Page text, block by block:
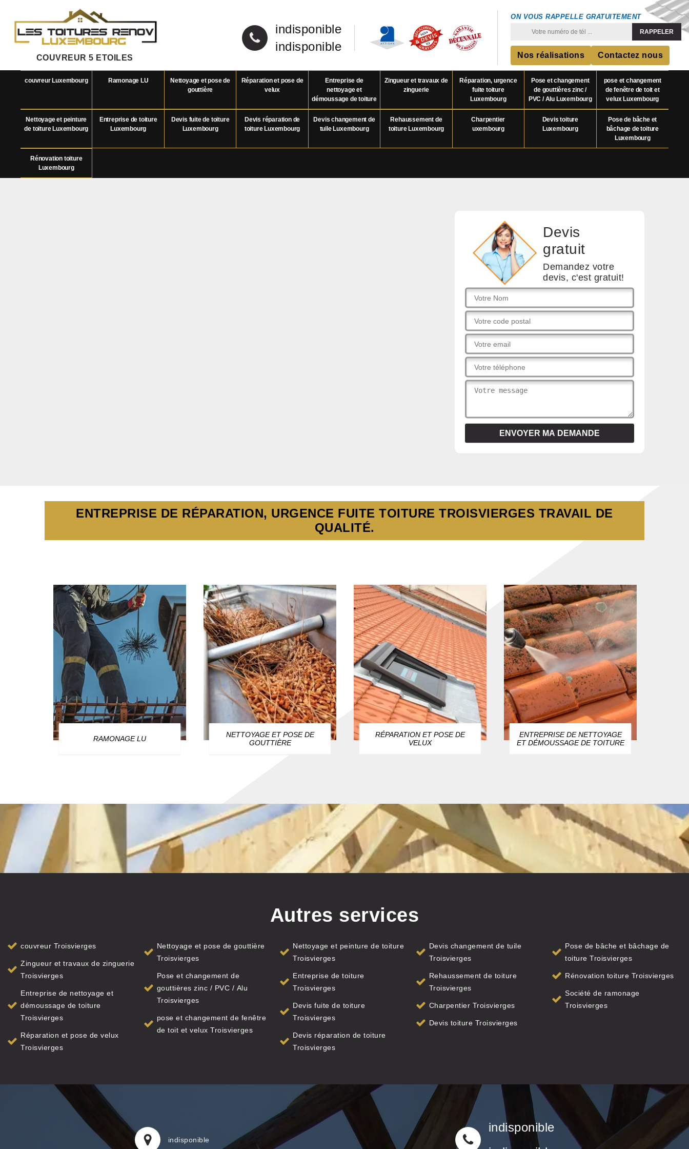
COUVREUR 5 ETOILES
indisponible
indisponible
ON VOUS RAPPELLE GRATUITEMENT
Nos réalisations Contactez nous
couvreur Luxembourg Ramonage LU
Nettoyage et pose de
gouttière
Réparation et pose de
velux
Entreprise de
nettoyage et
démoussage de toiture
Zingueur et travaux de
zinguerie
Réparation, urgence
fuite toiture
Luxembourg
Pose et changement
de gouttières zinc /
PVC / Alu Luxembourg
pose et changement
de fenêtre de toit et
velux Luxembourg
Nettoyage et peinture
de toiture Luxembourg
Entreprise de toiture
Luxembourg
Devis fuite de toiture
Luxembourg
Devis réparation de
toiture Luxembourg
Devis changement de
tuile Luxembourg
Rehaussement de
toiture Luxembourg
Charpentier
uxembourg
Devis toiture
Luxembourg
Pose de bâche et
bâchage de toiture
Luxembourg
Rénovation toiture
Luxembourg
Devis
gratuit
Demandez votre
devis, c'est gratuit!
ENTREPRISE DE RÉPARATION, URGENCE FUITE TOITURE TROISVIERGES TRAVAIL DE
QUALITÉ.
RAMONAGE LU
NETTOYAGE ET POSE DE
GOUTTIÈRE
RÉPARATION ET POSE DE
VELUX
ENTREPRISE DE NETTOYAGE
ET DÉMOUSSAGE DE TOITURE
Autres services
couvreur Troisvierges
Zingueur et travaux de zinguerie
Troisvierges
Entreprise de nettoyage et
démoussage de toiture
Troisvierges
Réparation et pose de velux
Troisvierges
Nettoyage et pose de gouttière
Troisvierges
Pose et changement de
gouttières zinc / PVC / Alu
Troisvierges
pose et changement de fenêtre
de toit et velux Troisvierges
Nettoyage et peinture de toiture
Troisvierges
Entreprise de toiture
Troisvierges
Devis fuite de toiture
Troisvierges
Devis réparation de toiture
Troisvierges
Devis changement de tuile
Troisvierges
Rehaussement de toiture
Troisvierges
Charpentier Troisvierges
Devis toiture Troisvierges
Pose de bâche et bâchage de
toiture Troisvierges
Rénovation toiture Troisvierges
Société de ramonage
Troisvierges
indisponible
indisponible